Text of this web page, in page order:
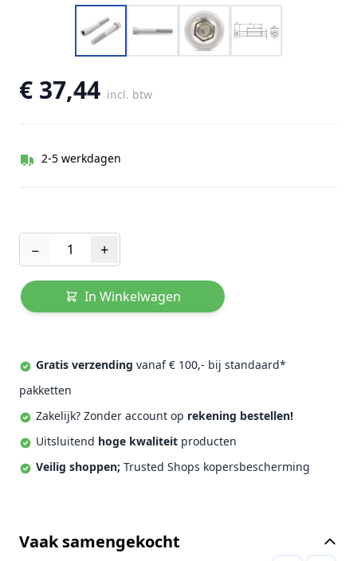
€ 37,44 incl. btw
2-5 werkdagen
− +
In Winkelwagen
Gratis verzending vanaf € 100,- bij standaard*
pakketten
Zakelijk? Zonder account op rekening bestellen!
Uitsluitend hoge kwaliteit producten
Veilig shoppen; Trusted Shops kopersbescherming
Vaak samengekocht